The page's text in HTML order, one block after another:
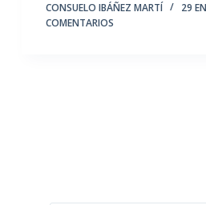
CONSUELO IBÁÑEZ MARTÍ 29
COMENTARIOS